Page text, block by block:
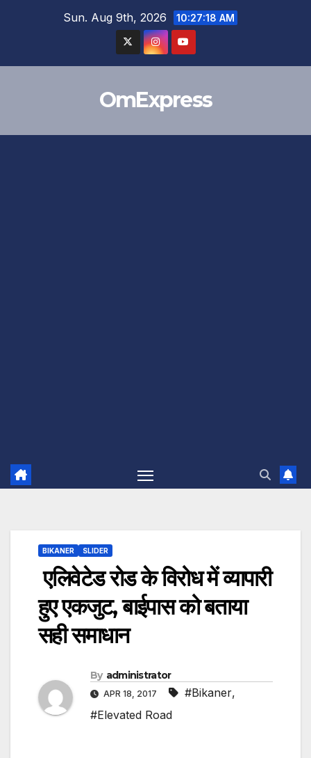
Sun. Aug 9th, 2026 10:27:19 AM
OmExpress
BIKANER SLIDER
एलिवेटेड रोड के विरोध में व्यापारी
हुए एकजुट, बाईपास को बताया
सही समाधान
By administrator
APR 18, 2017 #Bikaner,
#Elevated Road